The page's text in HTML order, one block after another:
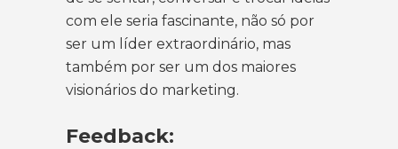
com ele seria fascinante, não só por
ser um líder extraordinário, mas
também por ser um dos maiores
visionários do marketing.
Feedback: